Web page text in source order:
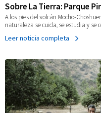
Sobre La Tierra: Parque
A los pies del volcán Mocho-
naturaleza se cuida, se estudia y
Leer noticia completa